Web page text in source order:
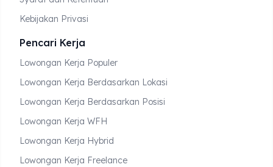
Kebijakan Privasi
Pencari Kerja
Lowongan Kerja Populer
Lowongan Kerja Berdasarkan Lokasi
Lowongan Kerja Berdasarkan Posisi
Lowongan Kerja WFH
Lowongan Kerja Hybrid
Lowongan Kerja Freelance